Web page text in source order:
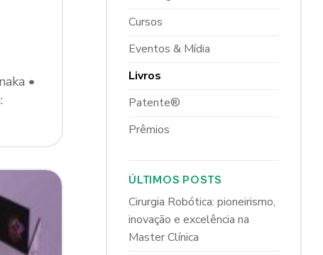
•
Cursos
Eventos & Mídia
Livros
Patente®
Prêmios
ÚLTIMOS POSTS
Cirurgia Robótica: pioneirismo,
inovação e excelência na
Master Clínica